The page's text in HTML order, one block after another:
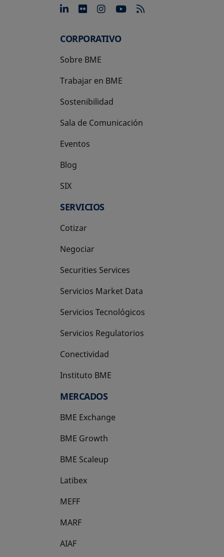
se abre en una pestaña
se abre en una pestaña
se abre en una
se abre en una
CORPORATIVO
Sobre BME
Trabajar en BME
Sostenibilidad
Sala de Comunicación
Eventos
Blog
SIX
se abre en una pestaña nueva
SERVICIOS
Cotizar
Negociar
Securities Services
Servicios Market Data
Servicios Tecnológicos
Servicios Regulatorios
Conectividad
Instituto BME
se abre en una pestaña nueva
MERCADOS
BME Exchange
BME Growth
se abre en una pestaña nueva
BME Scaleup
se abre en una pestaña nueva
Latibex
se abre en una pestaña nueva
MEFF
se abre en una pestaña nueva
MARF
AIAF